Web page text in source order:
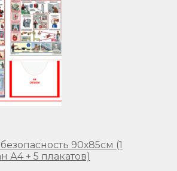
90х85см (1
А4 + 5 плакатов)